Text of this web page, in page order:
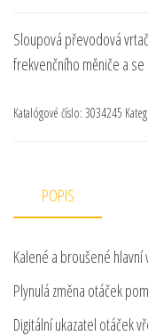
Sloupová převodová
frekvenčního měniče a se
Katalógové číslo: 3034245
POPIS
Kalené a broušené
Plynulá změna otáček
Digitální ukazatel otáček